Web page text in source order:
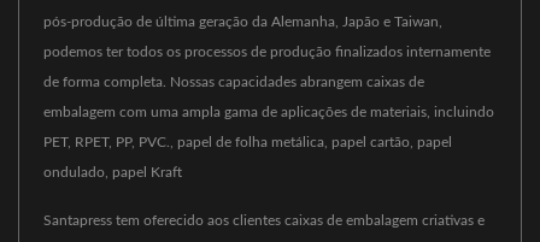
pós-produção de última geração da Alemanha, Japão e Taiwan,
podemos ter todos os processos de produção finalizados internamente
de forma completa. Nossas capacidades abrangem caixas de
embalagem com uma ampla gama de aplicações de materiais, incluindo
PET, RPET, PP, PVC., papel de folha metálica, papel cartão, papel
ondulado, papel Kraft
Santapress tem oferecido aos clientes caixas de embalagem criativas e